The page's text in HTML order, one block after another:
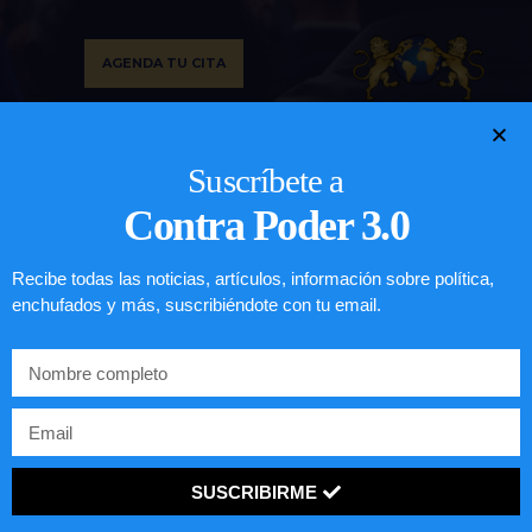
AGENDA TU CITA
Suscríbete a
Contra Poder 3.0
Recibe todas las noticias, artículos, información sobre política,
enchufados y más, suscribiéndote con tu email.
SUSCRIBIRME